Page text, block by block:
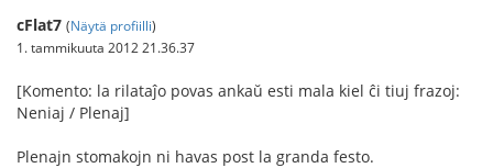
cFlat7 (Näytä profiilli)
1. tammikuuta 2012 21.36.37
[Komento: la rilataĵo povas ankaŭ esti mala kiel ĉi tiuj frazoj:
Neniaj / Plenaj]
Plenajn stomakojn ni havas post la granda festo.